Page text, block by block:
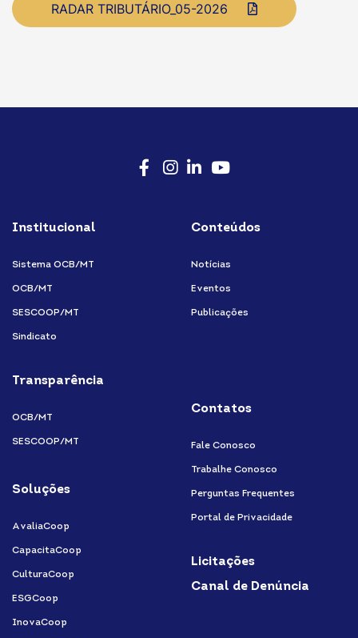
RADAR TRIBUTÁRIO_05-2026
Institucional
Sistema OCB/MT
OCB/MT
SESCOOP/MT
Sindicato
Transparência
OCB/MT
SESCOOP/MT
Soluções
AvaliaCoop
CapacitaCoop
CulturaCoop
ESGCoop
InovaCoop
Conteúdos
Notícias
Eventos
Publicações
Contatos
Fale Conosco
Trabalhe Conosco
Perguntas Frequentes
Portal de Privacidade
Licitações
Canal de Denúncia